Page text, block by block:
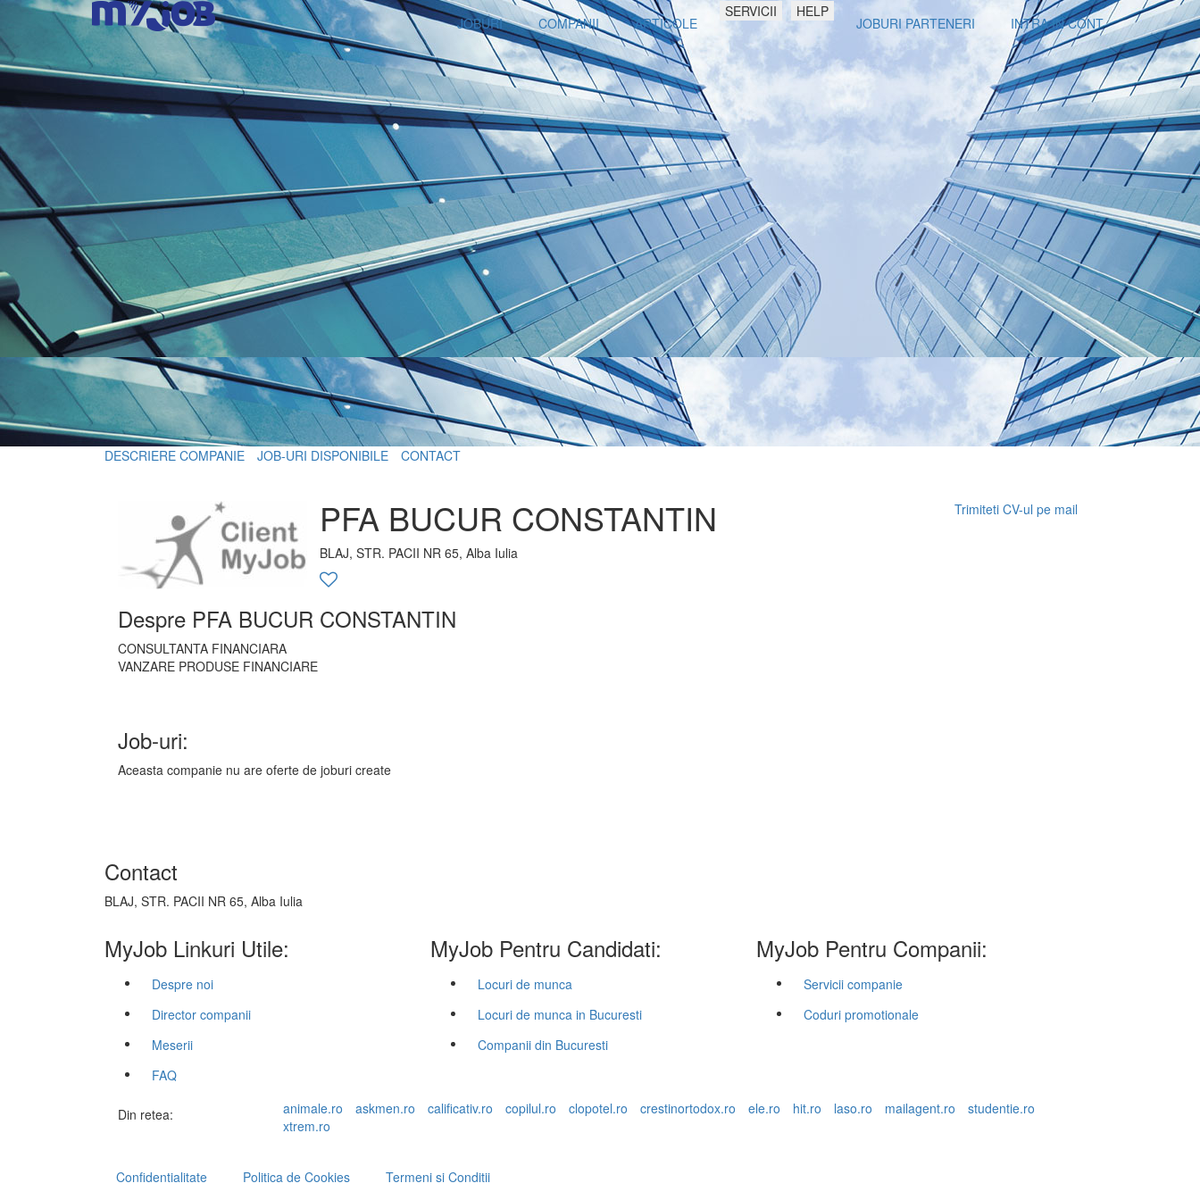
JOBURI COMPANII ARTICOLE
SERVICII HELP
JOBURI PARTENERI INTRA IN CONT
DESCRIERE COMPANIE JOB-URI DISPONIBILE CONTACT
PFA BUCUR CONSTANTIN
BLAJ, STR. PACII NR 65, Alba Iulia
Trimiteti CV-ul pe mail
Despre PFA BUCUR CONSTANTIN
CONSULTANTA FINANCIARA
VANZARE PRODUSE FINANCIARE
Job-uri:
Aceasta companie nu are oferte de joburi create
Contact
BLAJ, STR. PACII NR 65, Alba Iulia
MyJob Linkuri Utile:
Despre noi
Director companii
Meserii
FAQ
MyJob Pentru Candidati:
Locuri de munca
Locuri de munca in Bucuresti
Companii din Bucuresti
MyJob Pentru Companii:
Servicii companie
Coduri promotionale
Din retea: animale.ro askmen.ro calificativ.ro copilul.ro clopotel.ro crestinortodox.ro ele.ro hit.ro laso.ro mailagent.ro
studentie.ro
xtrem.ro
Confidentialitate Politica de Cookies Termeni si Conditii